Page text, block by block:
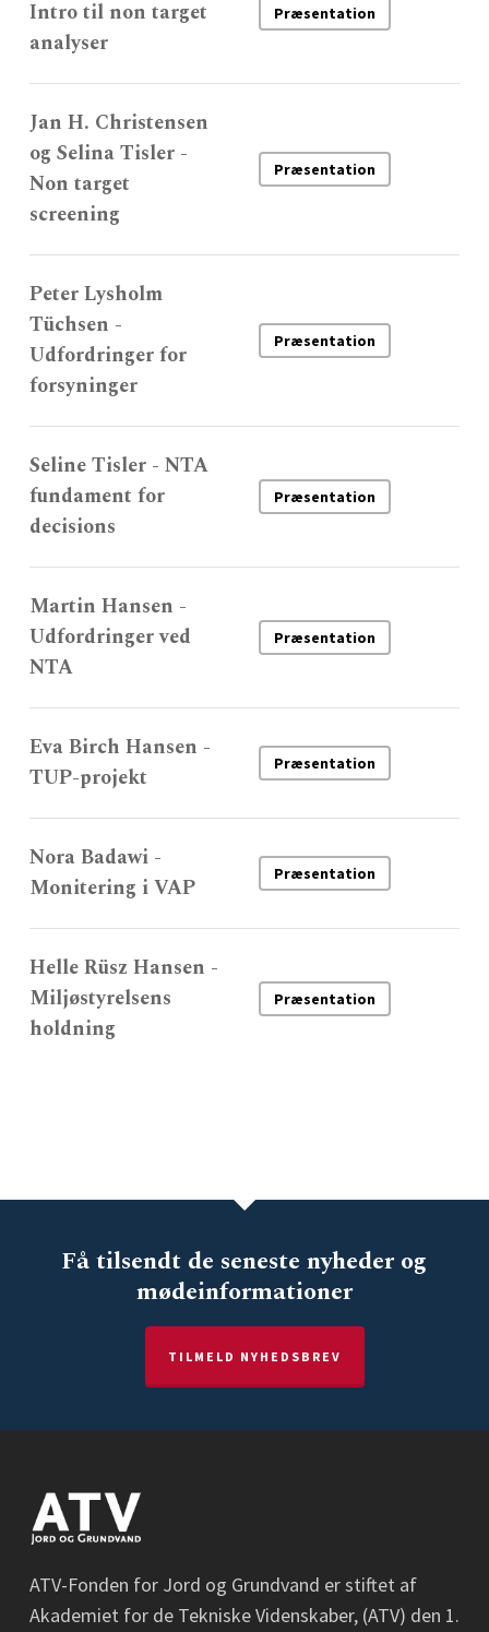
Intro til non target
analyser
Præsentation
Jan H. Christensen
og Selina Tisler -
Non target
screening
Præsentation
Peter Lysholm
Tüchsen -
Udfordringer for
forsyninger
Præsentation
Seline Tisler - NTA
fundament for
decisions
Præsentation
Martin Hansen -
Udfordringer ved
NTA
Præsentation
Eva Birch Hansen -
TUP-projekt
Præsentation
Nora Badawi -
Monitering i VAP
Præsentation
Helle Rüsz Hansen -
Miljøstyrelsens
holdning
Præsentation
Få tilsendt de seneste nyheder og
mødeinformationer
TILMELD NYHEDSBREV
ATV-Fonden for Jord og Grundvand er stiftet af
Akademiet for de Tekniske Videnskaber, (ATV) den 1.